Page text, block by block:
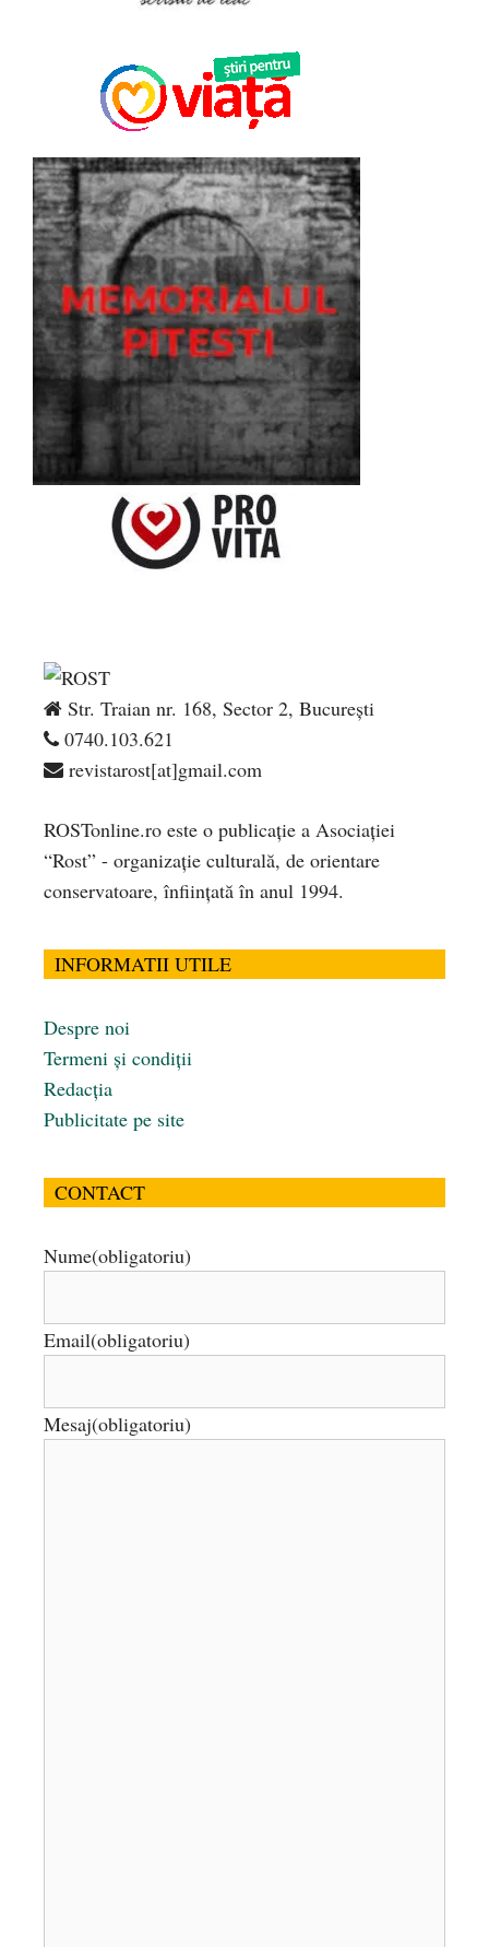
Str. Traian nr. 168, Sector 2, București
0740.103.621
revistarost[at]gmail.com
ROSTonline.ro este o publicaţie a Asociaţiei
“Rost” - organizaţie culturală, de orientare
conservatoare, înfiinţată în anul 1994.
INFORMATII UTILE
Despre noi
Termeni și condiții
Redacția
Publicitate pe site
CONTACT
Nume(obligatoriu)
Email(obligatoriu)
Mesaj(obligatoriu)